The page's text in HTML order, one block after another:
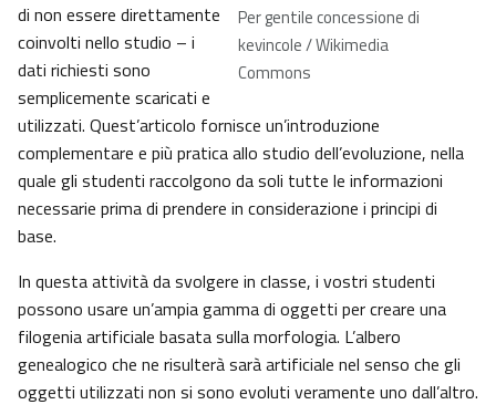
Per gentile concessione di
kevincole / Wikimedia
Commons
di non essere direttamente
coinvolti nello studio – i
dati richiesti sono
semplicemente scaricati e
utilizzati. Quest’articolo fornisce un’introduzione
complementare e più pratica allo studio dell’evoluzione, nella
quale gli studenti raccolgono da soli tutte le informazioni
necessarie prima di prendere in considerazione i principi di
base.
In questa attività da svolgere in classe, i vostri studenti
possono usare un’ampia gamma di oggetti per creare una
filogenia artificiale basata sulla morfologia. L’albero
genealogico che ne risulterà sarà artificiale nel senso che gli
oggetti utilizzati non si sono evoluti veramente uno dall’altro.